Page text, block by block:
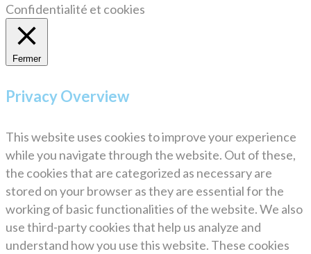
Confidentialité et cookies
Fermer
Privacy Overview
This website uses cookies to improve your experience
while you navigate through the website. Out of these,
the cookies that are categorized as necessary are
stored on your browser as they are essential for the
working of basic functionalities of the website. We also
use third-party cookies that help us analyze and
understand how you use this website. These cookies